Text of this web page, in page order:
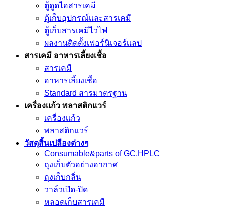
ตู้ดูดไอสารเคมี
ตู้เก็บอุปกรณ์เเละสารเคมี
ตู้เก็บสารเคมีไวไฟ
ผลงานติดตั้งเฟอร์นิเจอร์เเลป
สารเคมี อาหารเลี้ยงเชื้อ
สารเคมี
อาหารเลี้ยงเชื้อ
Standard สารมาตรฐาน
เครื่องเเก้ว พลาสติกแวร์
เครื่องเเก้ว
พลาสติกแวร์
วัสดุสิ้นเปลืองต่างๆ
Consumable&parts of GC,HPLC
ถุงเก็บตัวอย่างอากาศ
ถุงเก็บกลิ่น
วาล์วเปิด-ปิด
หลอดเก็บสารเคมี